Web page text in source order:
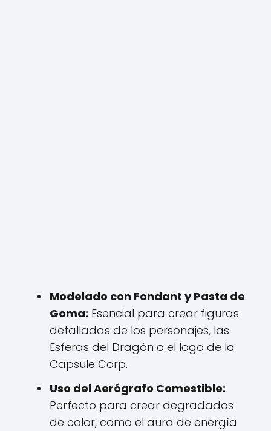
Modelado con Fondant y Pasta de
Goma: Esencial para crear figuras
detalladas de los personajes, las
Esferas del Dragón o el logo de la
Capsule Corp.
Uso del Aerógrafo Comestible:
Perfecto para crear degradados
de color, como el aura de energía